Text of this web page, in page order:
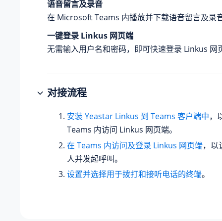
语音留言及录音
在 Microsoft Teams 内播放并下载语音留言及录
一键登录 Linkus 网页端
无需输入用户名和密码，即可快速登录 Linkus 网
对接流程
安装 Yeastar Linkus 到 Teams 客户端中，
Teams 内访问 Linkus 网页端。
在 Teams 内访问及登录 Linkus 网页端，以
人并发起呼叫。
设置并选择用于拨打和接听电话的终端。